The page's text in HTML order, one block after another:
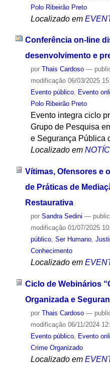
Polo Ribeirão Preto
Localizado em
Conferência on-line
desenvolvimento e
por Thais Cardoso —
modificação06/03/2025
Evento público, Evento
Polo Ribeirão Preto
Evento integra ciclo
Grupo de Pesquisa
e Segurança Pública
Localizado em
Vítimas, Ofensores e
de Práticas de
Restaurativa
por Sandra Sedini —
modificação01/07/2025
público, Ser Humano,
Conhecimento
Localizado em
Ciclo de Webinários
Organizada e
por Thais Cardoso —
modificação06/11/2024
Evento público, Evento
Crime Organizado
Localizado em